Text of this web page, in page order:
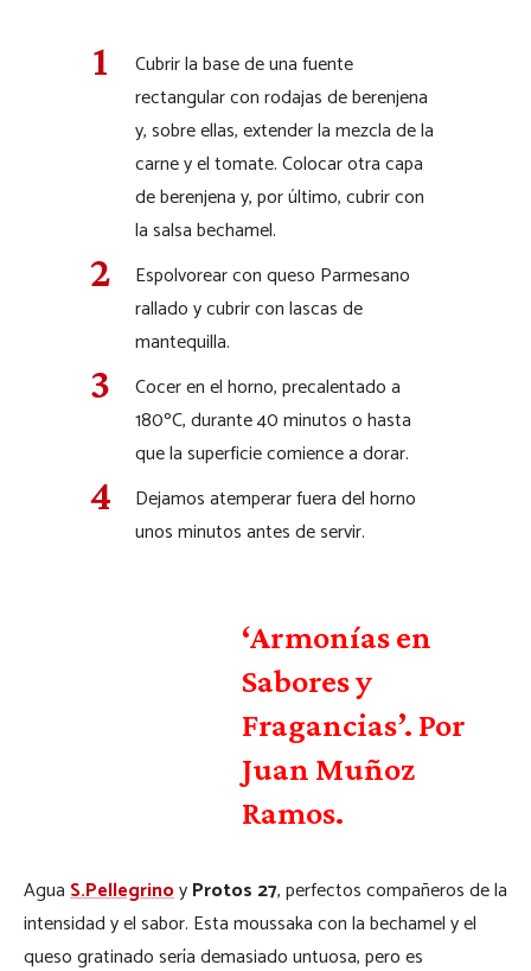
Cubrir la base de una fuente
rectangular con rodajas de berenjena
y, sobre ellas, extender la mezcla de la
carne y el tomate. Colocar otra capa
de berenjena y, por último, cubrir con
la salsa bechamel.
Espolvorear con queso Parmesano
rallado y cubrir con lascas de
mantequilla.
Cocer en el horno, precalentado a
180ºC, durante 40 minutos o hasta
que la superficie comience a dorar.
Dejamos atemperar fuera del horno
unos minutos antes de servir.
‘Armonías en
Sabores y
Fragancias’. Por
Juan Muñoz
Ramos.
AguaS.PellegrinoyProtos 27, perfectos compañeros de la
intensidad y el sabor. Esta moussaka con la bechamel y el
queso gratinado sería demasiado untuosa, pero es